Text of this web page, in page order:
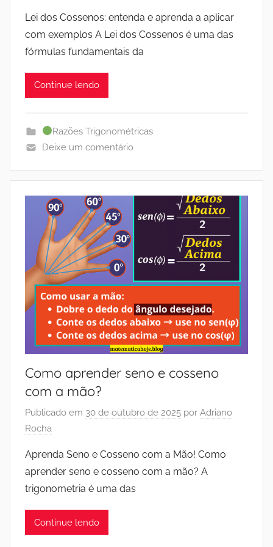
Lei dos Cossenos: entenda e aprenda a aplicar
com exemplos A Lei dos Cossenos é uma das
fórmulas fundamentais da
Continue lendo
Razões Trigonométricas
Deixe um comentário
Como aprender seno e cosseno
com a mão?
Publicado em 30 de outubro de 2025 por Adriano
Rocha
Aprenda Seno e Cosseno com a Mão! Como
aprender seno e cosseno com a mão? A
trigonometria é uma das
Continue lendo